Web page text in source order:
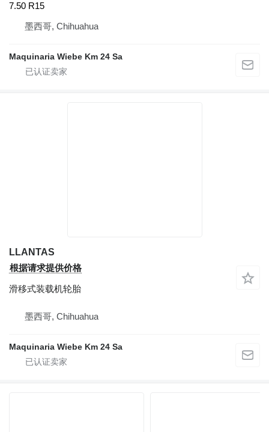
7.50 R15
墨西哥, Chihuahua
Maquinaria Wiebe Km 24 Sa
LLANTAS
根据请求提供价格
滑移式装载机轮胎
墨西哥, Chihuahua
Maquinaria Wiebe Km 24 Sa